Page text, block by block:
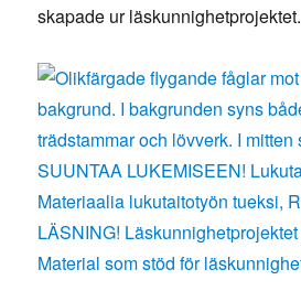
skapade ur läskunnighetprojektet.